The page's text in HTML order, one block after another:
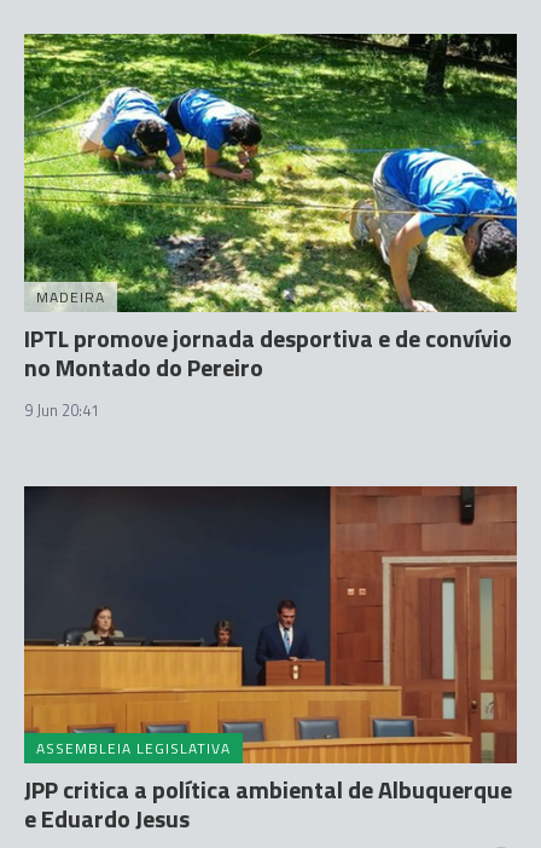
MADEIRA
IPTL promove jornada desportiva e de convívio
no Montado do Pereiro
9 Jun 20:41
ASSEMBLEIA LEGISLATIVA
JPP critica a política ambiental de Albuquerque
e Eduardo Jesus